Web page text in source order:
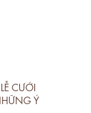
CƯỚI
Ý